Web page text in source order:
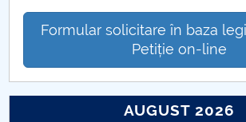
Formular solicitare în baza
Petiție on-line
AUGUST 2026